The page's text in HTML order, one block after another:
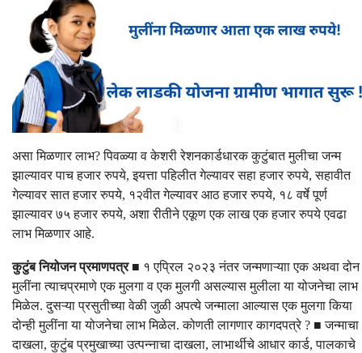
असा मिळणार लाभ? पिवळ्या व केशरी रेशनकार्डधारक कुटुंबात मुलीचा जन्म
झाल्यावर पाच हजार रुपये, इयत्ता पहिलीत गेल्यावर सहा हजार रुपये, सहावीत
गेल्यावर सात हजार रुपये, १२वीत गेल्यावर आठ हजार रुपये, १८ वर्षे पूर्ण
झाल्यावर ७५ हजार रुपये, अशा रीतीने एकूण एक लाख एक हजार रुपये एवढा
लाभ मिळणार आहे.
कुटुंब नियोजन प्रमाणपत्र■ १ एप्रिल २०२३ नंतर जन्मणाऱ्याा एक अथवा दोन
मुलींना त्याचप्रमाणे एक मुलगा व एक मुलगी असल्यास मुलीला या योजनेचा लाभ
मिळेल. दुसऱ्या प्रसुतीच्या वेळी जुळी अपत्ये जन्माला आल्यास एक मुलगा किया
दोन्ही मुलींना या योजनेचा लाभ मिळेल. कोणती लागणार कागदपत्रे ? ■ जन्माचा
दाखला, कुटुंब प्रमुखाच्या उत्पन्नाचा दाखला, लाभार्थीचे आधार कार्ड, पालकाचे